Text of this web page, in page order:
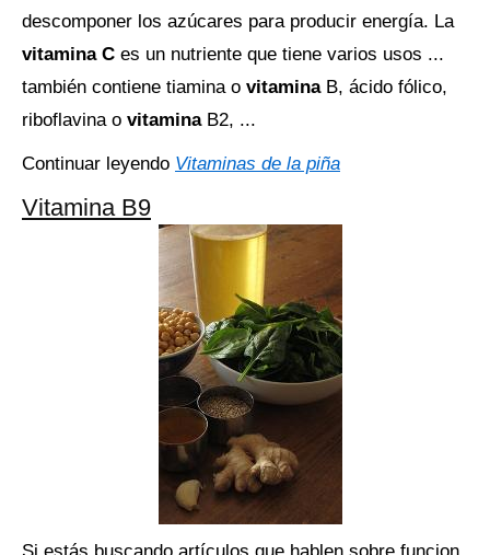
descomponer los azúcares para producir energía. La
vitamina C es un nutriente que tiene varios usos ...
también contiene tiamina o vitamina B, ácido fólico,
riboflavina o vitamina B2, ...
Continuar leyendo Vitaminas de la piña
Vitamina B9